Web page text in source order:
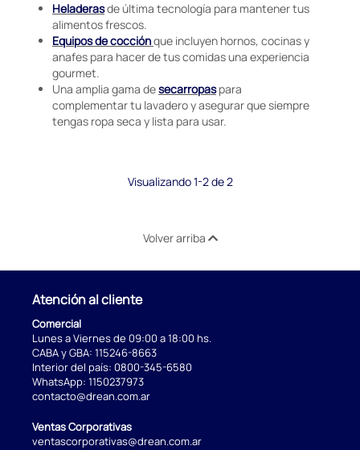
Heladerasde última tecnología para mantener tus
alimentos frescos.
Equipos de cocciónque incluyen hornos, cocinas y
anafes para hacer de tus comidas una experiencia
gourmet.
Una amplia gama desecarropaspara
complementar tu lavadero y asegurar que siempre
tengas ropa seca y lista para usar.
Visualizando 1-2 de 2
Volver arriba
Atención al cliente
Comercial
Lunes a Viernes de 09:00 a 18:00 hs.
CABA y GBA: 115246-8663
Interior del país: 0800-345-6580
WhatsApp: 1150237973
contacto@drean.com.ar
Ventas Corporativas
ventascorporativas@drean.com.ar